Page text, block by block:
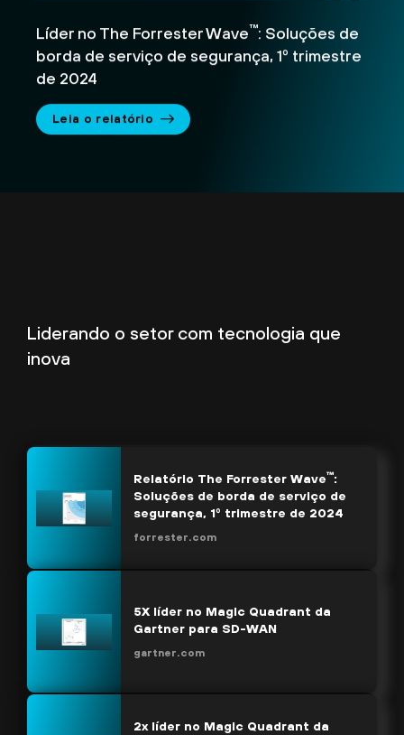
Líder no The Forrester Wave™: Soluções de
borda de serviço de segurança, 1º trimestre
de 2024
Leia o relatório
Liderando o setor com tecnologia que
inova
Relatório The Forrester Wave™:
Soluções de borda de serviço de
segurança, 1º trimestre de 2024
forrester.com
5X líder no Magic Quadrant da
Gartner para SD-WAN
gartner.com
2x líder no Magic Quadrant da